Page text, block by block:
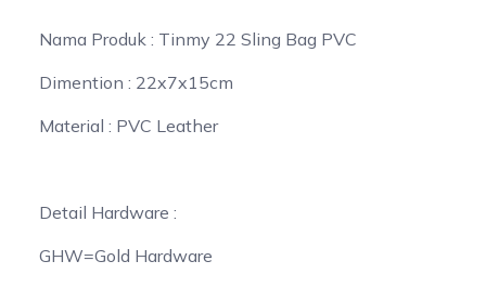
Nama Produk : Tinmy 22 Sling Bag PVC
Dimention : 22x7x15cm
Material : PVC Leather
Detail Hardware :
GHW=Gold Hardware